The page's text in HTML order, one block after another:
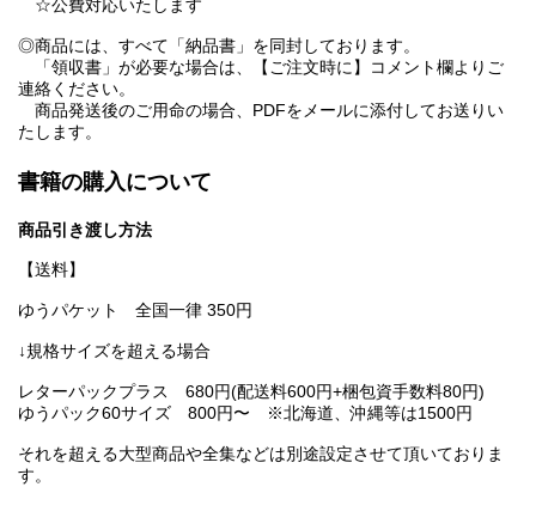
☆公費対応いたします
◎商品には、すべて「納品書」を同封しております。
「領収書」が必要な場合は、【ご注文時に】コメント欄よりご
連絡ください。
商品発送後のご用命の場合、PDFをメールに添付してお送りい
たします。
書籍の購入について
商品引き渡し方法
【送料】
ゆうパケット 全国一律 350円
↓規格サイズを超える場合
レターパックプラス 680円(配送料600円+梱包資手数料80円)
ゆうパック60サイズ 800円〜 ※北海道、沖縄等は1500円
それを超える大型商品や全集などは別途設定させて頂いておりま
す。